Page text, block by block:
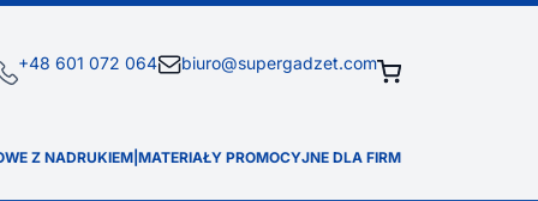
+48 601 072 064 biuro@supergadzet.com
Z NADRUKIEM MATERIAŁY PROMOCYJNE DLA FIRM